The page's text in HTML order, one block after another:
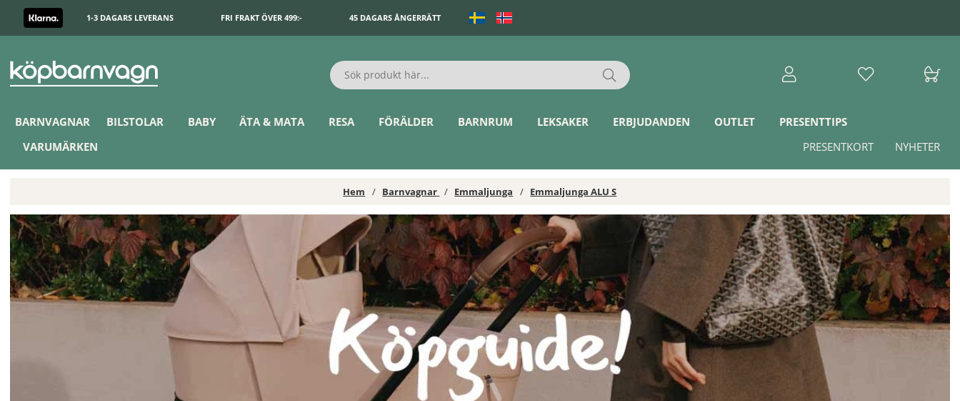
1-3 DAGARS LEVERANS FRI FRAKT ÖVER 499:- 45 DAGARS ÅNGERRÄTT
BARNVAGNAR BILSTOLAR BABY ÄTA & MATA RESA FÖRÄLDER BARNRUM LEKSAKER ERBJUDANDEN OUTLET
PRESENTTIPS
VARUMÄRKEN
NYHETER
PRESENTKORT
Hem Barnvagnar Emmaljunga Emmaljunga ALU S